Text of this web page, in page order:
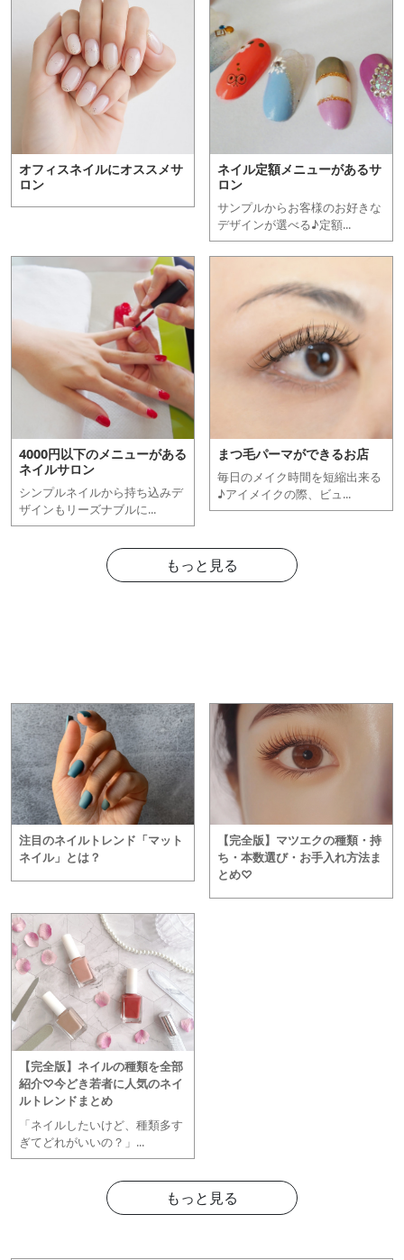
オフィスネイルにオススメサ
ロン
ネイル定額メニューがあるサ
ロン
サンプルからお客様のお好きな
デザインが選べる♪定額...
4000円以下のメニューがある
ネイルサロン
シンプルネイルから持ち込みデ
ザインもリーズナブルに...
まつ毛パーマができるお店
毎日のメイク時間を短縮出来る
♪アイメイクの際、ビュ...
もっと見る
注目のネイルトレンド「マット
ネイル」とは？
【完全版】マツエクの種類・持
ち・本数選び・お手入れ方法ま
とめ♡
【完全版】ネイルの種類を全部
紹介♡今どき若者に人気のネイ
ルトレンドまとめ
「ネイルしたいけど、種類多す
ぎてどれがいいの？」...
もっと見る